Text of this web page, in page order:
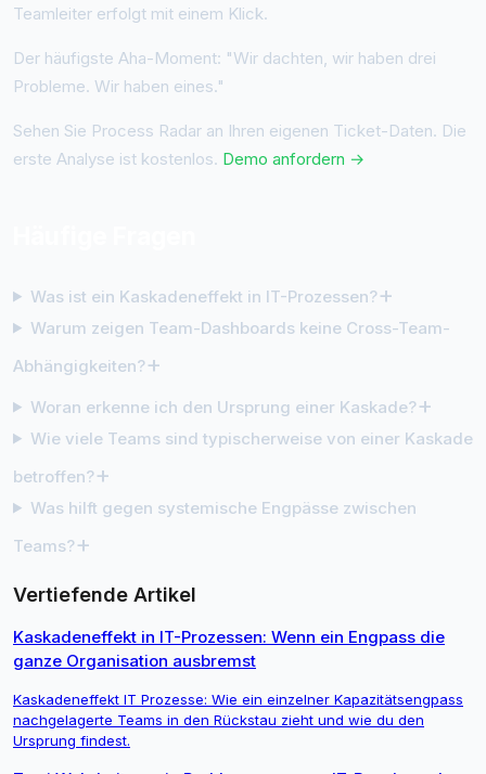
Teamleiter erfolgt mit einem Klick.
Der häufigste Aha-Moment: "Wir dachten, wir haben drei
Probleme. Wir haben eines."
Sehen Sie Process Radar an Ihren eigenen Ticket-Daten. Die
erste Analyse ist kostenlos. Demo anfordern →
Was ist ein Kaskadeneffekt in IT-Prozessen?+
Warum zeigen Team-Dashboards keine Cross-Team-
Abhängigkeiten?+
Woran erkenne ich den Ursprung einer Kaskade?+
Wie viele Teams sind typischerweise von einer Kaskade
betroffen?+
Was hilft gegen systemische Engpässe zwischen
Teams?+
Vertiefende Artikel
Kaskadeneffekt in IT-Prozessen: Wenn ein Engpass die
ganze Organisation ausbremst
Kaskadeneffekt IT Prozesse: Wie ein einzelner Kapazitätsengpass
nachgelagerte Teams in den Rückstau zieht und wie du den
Ursprung findest.